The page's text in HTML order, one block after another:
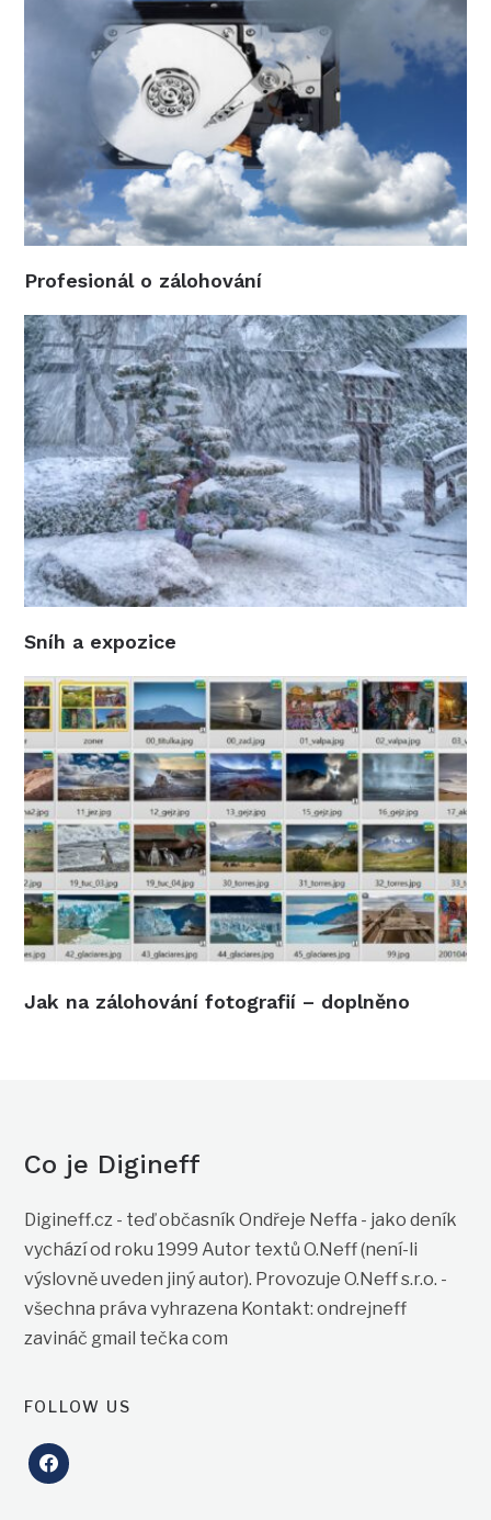
Profesionál o zálohování
Sníh a expozice
Jak na zálohování fotografií – doplněno
Co je Digineff
Digineff.cz - teď občasník Ondřeje Neffa - jako deník
vychází od roku 1999 Autor textů O.Neff (není-li
výslovně uveden jiný autor). Provozuje O.Neff s.r.o. -
všechna práva vyhrazena Kontakt: ondrejneff
zavináč gmail tečka com
FOLLOW US
facebook